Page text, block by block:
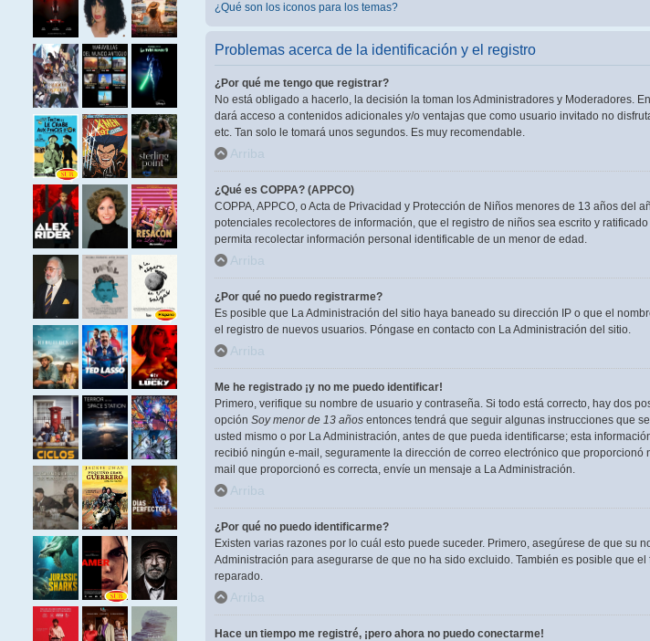
¿Qué son los iconos para los temas?
Problemas acerca de la identificación y el registro
¿Por qué me tengo que registrar?
No está obligado a hacerlo, la decisión la toman los Administradores y Moderadores.
dará acceso a contenidos adicionales y/o ventajas que como usuario invitado no
etc. Tan solo le tomará unos segundos. Es muy recomendable.
Arriba
¿Qué es COPPA? (APPCO)
COPPA, APPCO, o Acta de Privacidad y Protección de Niños menores de 13 años
potenciales recolectores de información, que el registro de niños sea escrito y
permita recolectar información personal identificable de un menor de edad.
Arriba
¿Por qué no puedo registrarme?
Es posible que La Administración del sitio haya baneado su dirección IP o que el
el registro de nuevos usuarios. Póngase en contacto con La Administración del sitio.
Arriba
Me he registrado ¡y no me puedo identificar!
Primero, verifique su nombre de usuario y contraseña. Si todo está correcto, hay dos
opción Soy menor de 13 añosentonces tendrá que seguir algunas instrucciones que
usted mismo o por La Administración, antes de que pueda identificarse; esta
recibió ningún e-mail, seguramente la dirección de correo electrónico que
mail que proporcionó es correcta, envíe un mensaje a La Administración.
Arriba
¿Por qué no puedo identificarme?
Existen varias razones por lo cuál esto puede suceder. Primero, asegúrese de que
Administración para asegurarse de que no ha sido excluido. También es posible que
reparado.
Arriba
Hace un tiempo me registré, ¡pero ahora no puedo conectarme!